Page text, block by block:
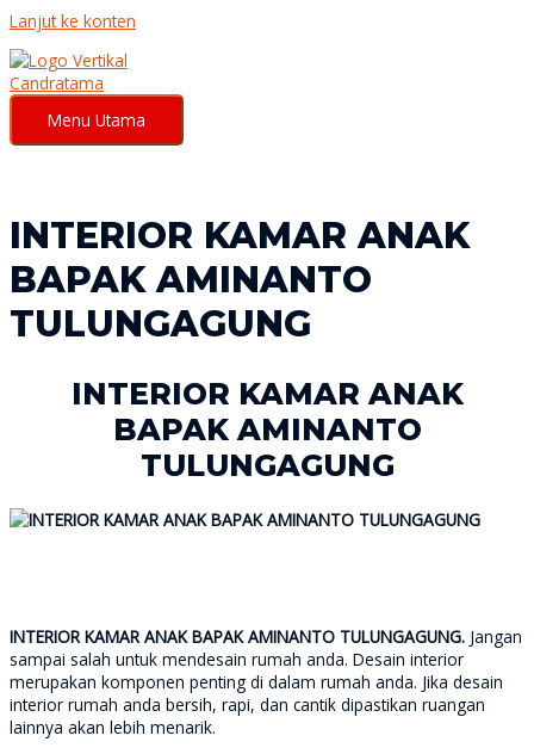
Lanjut ke konten
Menu Utama
INTERIOR KAMAR ANAK
BAPAK AMINANTO
TULUNGAGUNG
INTERIOR KAMAR ANAK
BAPAK AMINANTO
TULUNGAGUNG
INTERIOR KAMAR ANAK BAPAK AMINANTO TULUNGAGUNG. Jangan
sampai salah untuk mendesain rumah anda. Desain interior
merupakan komponen penting di dalam rumah anda. Jika desain
interior rumah anda bersih, rapi, dan cantik dipastikan ruangan
lainnya akan lebih menarik.